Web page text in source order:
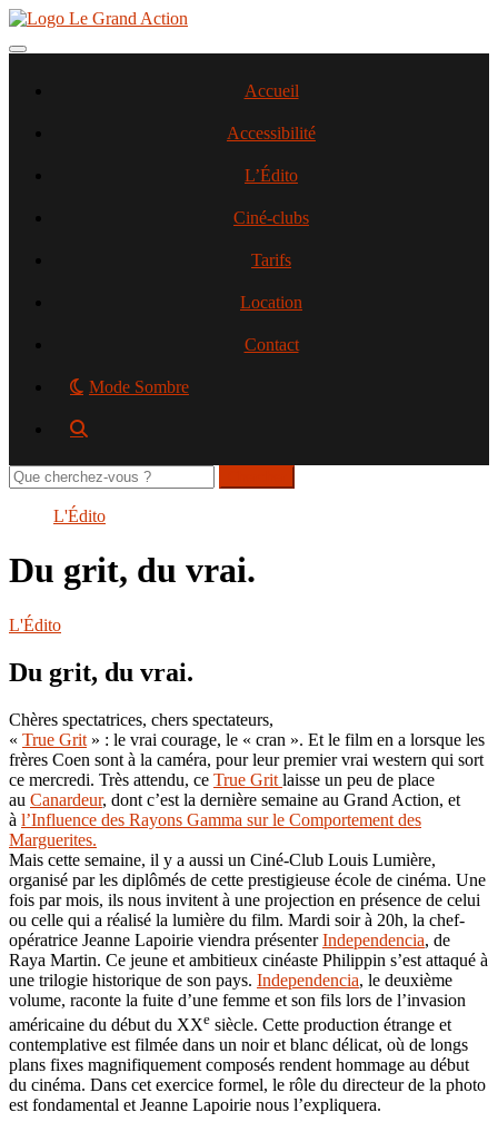
Aller
contenu
Toggle navigation
Accueil
Accessibilité
L’Édito
Ciné-clubs
Tarifs
Location
Contact
Mode Sombre
Rechercher
sur
L'Édito
Du grit, du vrai.
L'Édito
Du grit, du vrai.
Chères spectatrices, chers spectateurs,
« True Grit » : le vrai courage, le « cran ». Et le film en a lorsque les
frères Coen sont à la caméra, pour leur premier vrai western qui sort
ce mercredi. Très attendu, ce True Grit laisse un peu de place
au Canardeur, dont c’est la dernière semaine au Grand Action, et
à l’Influence des Rayons Gamma sur le Comportement des
Marguerites.
Mais cette semaine, il y a aussi un Ciné-Club Louis Lumière,
organisé par les diplômés de cette prestigieuse école de cinéma. Une
fois par mois, ils nous invitent à une projection en présence de celui
ou celle qui a réalisé la lumière du film. Mardi soir à 20h, la chef-
opératrice Jeanne Lapoirie viendra présenterIndependencia, de
Raya Martin. Ce jeune et ambitieux cinéaste Philippin s’est attaqué à
une trilogie historique de son pays. Independencia, le deuxième
volume, raconte la fuite d’une femme et son fils lors de l’invasion
américaine du début du XXe siècle. Cette production étrange et
contemplative est filmée dans un noir et blanc délicat, où de longs
plans fixes magnifiquement composés rendent hommage au début
du cinéma. Dans cet exercice formel, le rôle du directeur de la photo
est fondamental et Jeanne Lapoirie nous l’expliquera.